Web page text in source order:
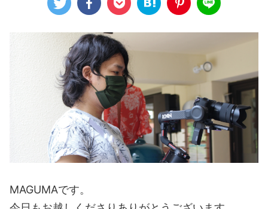
MAGUMAです。